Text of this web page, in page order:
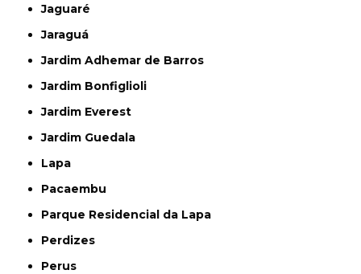
Jaguaré
Jaraguá
Jardim Adhemar de Barros
Jardim Bonfiglioli
Jardim Everest
Jardim Guedala
Lapa
Pacaembu
Parque Residencial da Lapa
Perdizes
Perus